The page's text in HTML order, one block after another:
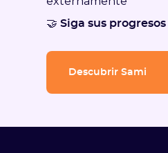
🤝Siga sus progresos
Descubrir Sami